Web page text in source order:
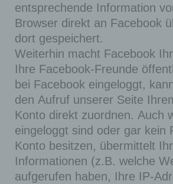
entsprechende Information
Browser direkt an Facebook
dort gespeichert.
Weiterhin macht Facebook
Ihre Facebook-Freunde
bei Facebook eingeloggt,
den Aufruf unserer Seite
Konto direkt zuordnen. Auch
eingeloggt sind oder gar kein
Konto besitzen, übermittelt
Informationen (z.B. welche
aufgerufen haben, Ihre IP-